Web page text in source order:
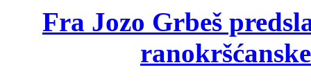
Fra Jozo Grbeš